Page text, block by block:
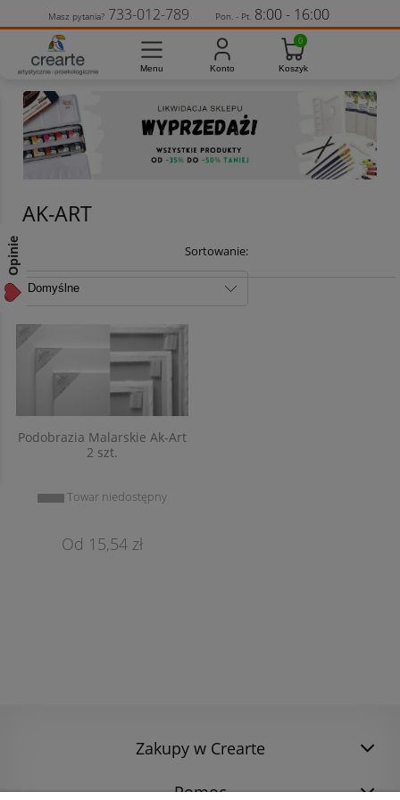
AK-ART
Sortowanie:
Podobrazia Malarskie Ak-Art
2 szt.
Towar niedostępny
15,54 zł
Zakupy w Crearte
Pomoc
Masz pytania? 733-012-789 Pon. - Pt. 8:00 - 16:00
Opinie